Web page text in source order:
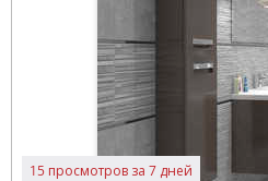
15 просмотров за 7 дней